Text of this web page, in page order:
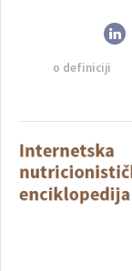
o definiciji